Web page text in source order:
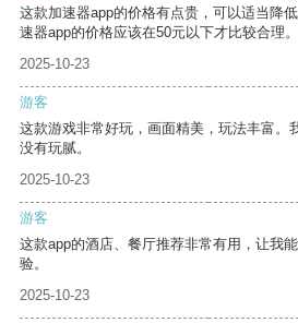
这款加速器app的价格有点贵，可以适当降
速器app的价格应该在50元以下才比较合理。
2025-10-23
游客
这款游戏非常好玩，画面精美，玩法丰富。
没有玩腻。
2025-10-23
游客
这款app的酒店、餐厅推荐非常有用，让我
验。
2025-10-23